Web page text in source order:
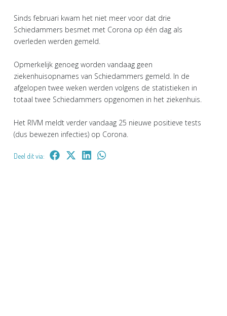
Sinds februari kwam het niet meer voor dat drie
Schiedammers besmet met Corona op één dag als
overleden werden gemeld.
Opmerkelijk genoeg worden vandaag geen
ziekenhuisopnames van Schiedammers gemeld. In de
afgelopen twee weken werden volgens de statistieken in
totaal twee Schiedammers opgenomen in het ziekenhuis.
Het RIVM meldt verder vandaag 25 nieuwe positieve tests
(dus bewezen infecties) op Corona.
Deel dit via: